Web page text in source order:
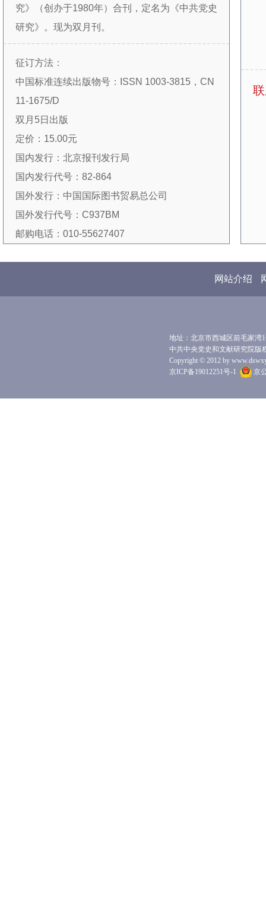
究》（创办于1980年）合刊，定名为《中共党史
研究》。现为双月刊。
创刊30余年来，本刊始终坚持正确的政治方
向和学术导向，始终坚持以学术为本，通过组织
学术文章、搭建学术平台、传播学术信息，为推
动中共党史的研究、宣传、教学工作服务。设置
的主要栏目有：专题研究、人物研究、地方党史
研究、研究综述、探索与争鸣、史实考证、读史
札记、党史资料、理论与方法、马克思主义史学
史研究、国外中共党史研究、国外中共党史资
料、国际视野、研究动态，等等。
本刊一直受到广大读者、作者好评，在全国
学术界尤其是史学界具有很大影响。1999年、
奖项——中国出版政府奖期刊奖（其中2011年为
提名奖）。本刊现为国家社科基金资助期刊、南
征订方法：
中国标准连续出版物号：ISSN 1003-3815，CN
11-1675/D
双月5日出版
定价：15.00元
国内发行：北京报刊发行局
国内发行代号：82-864
国外发行：中国国际图书贸易总公司
国外发行代号：C937BM
邮购电话：010-55627407
网站介绍
地址：北京市西城区前毛家湾
中共中央党史和文献研究院版
Copyright © 2012 by
京ICP备19012251号-1
京